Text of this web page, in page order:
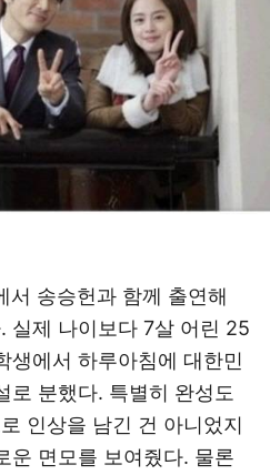
서 송승헌과 함께 출연해
실제 나이보다 7살 어린 25
생에서 하루아침에 대한민
로 분했다. 특별히 완성도
인상을 남긴 건 아니었지
운 면모를 보여줬다. 물론